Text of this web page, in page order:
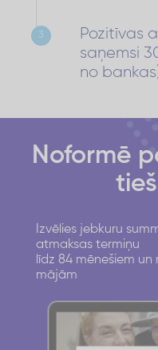
3
Pozitīvas
saņemsi
no
Noformē
Izvēlies jebkuru
atmaksas termiņu
līdz 84 mēnešiem
mājām